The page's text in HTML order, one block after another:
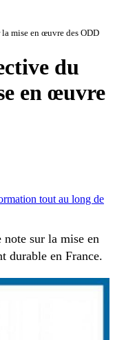
mise en œuvre des ODD
du
en œuvre
tout au long de
sur la mise en
durable en France.